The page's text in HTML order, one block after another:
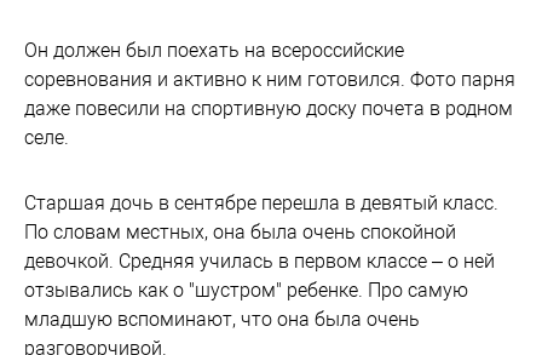
Он должен был поехать на всероссийские
соревнования и активно к ним готовился. Фото парня
даже повесили на спортивную доску почета в родном
селе.
Старшая дочь в сентябре перешла в девятый класс.
По словам местных, она была очень спокойной
девочкой. Средняя училась в первом классе – о ней
отзывались как о "шустром" ребенке. Про самую
младшую вспоминают, что она была очень
разговорчивой.